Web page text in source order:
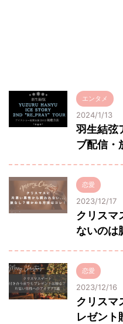
エンタメ
2024/1/13
羽生結弦
ブ配信・
恋愛
2023/12/17
クリスマ
ないのは
恋愛
2023/12/16
クリスマ
レゼント